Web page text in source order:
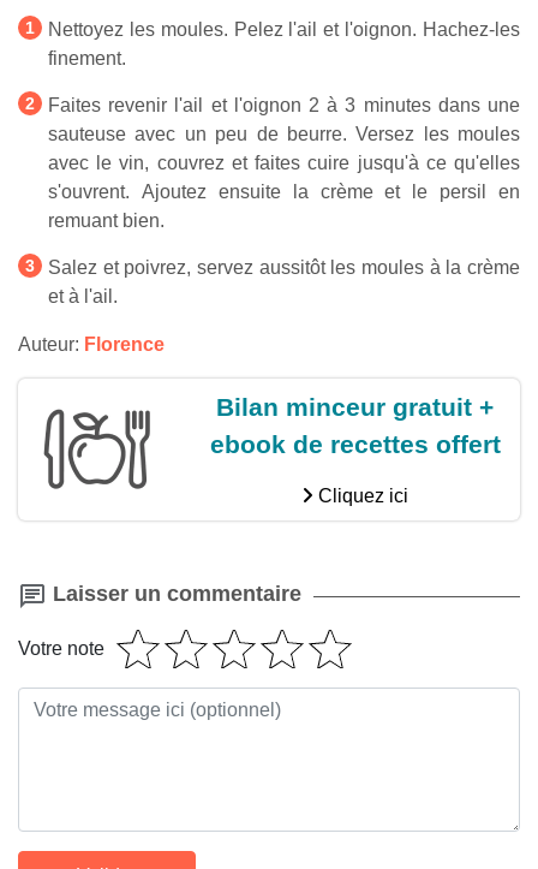
Nettoyez les moules. Pelez l'ail et l'oignon. Hachez-les
finement.
Faites revenir l'ail et l'oignon 2 à 3 minutes dans une
sauteuse avec un peu de beurre. Versez les moules
avec le vin, couvrez et faites cuire jusqu'à ce qu'elles
s'ouvrent. Ajoutez ensuite la crème et le persil en
remuant bien.
Salez et poivrez, servez aussitôt les moules à la crème
et à l'ail.
Auteur: Florence
Bilan minceur gratuit +
ebook de recettes offert
Cliquez ici
Laisser un commentaire
Votre note